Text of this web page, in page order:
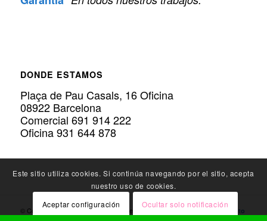
DONDE ESTAMOS
Plaça de Pau Casals, 16 Oficina
08922 Barcelona
Comercial 691 914 222
Oficina 931 644 878
© Copyright Policarbonato.PRO - Expertos en Instalación de Policarbonato
Este sitio utiliza cookies. Si continúa navegando por el sitio, acepta
nuestro uso de cookies.
Aceptar configuración
Ocultar solo notificación